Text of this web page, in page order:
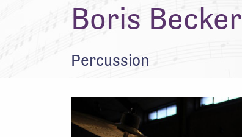
Boris Becker
Percussion